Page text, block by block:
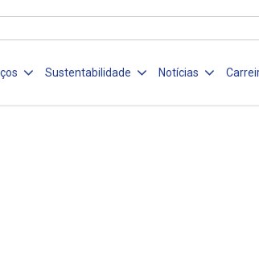
Sustentabilidade Notícias